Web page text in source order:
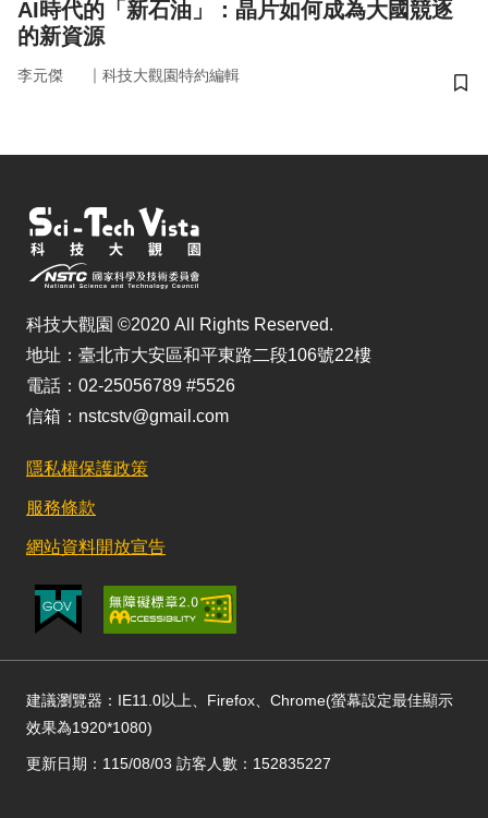
AI時代的「新石油」：晶片如何成為大國競逐
的新資源
李元傑 ｜ 科技大觀園特約編輯
儲
科技大觀園 ©2020 All Rights Reserved.
地址：臺北市大安區和平東路二段106號22樓
電話：02-25056789 #5526
信箱：nstcstv@gmail.com
隱私權保護政策
服務條款
網站資料開放宣告
建議瀏覽器：IE11.0以上、Firefox、Chrome(螢幕設定最佳顯示
效果為1920*1080)
更新日期：115/08/03 訪客人數：152835227